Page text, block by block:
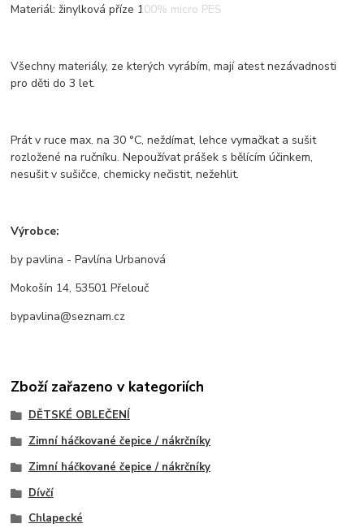
Materiál: žinylková příze 100% micro PES
Všechny materiály, ze kterých vyrábím, mají atest nezávadnosti
pro děti do 3 let.
Prát v ruce max. na 30 °C, neždímat, lehce vymačkat a sušit
rozložené na ručníku. Nepoužívat prášek s bělícím účinkem,
nesušit v sušičce, chemicky nečistit, nežehlit.
Výrobce:
by pavlina - Pavlína Urbanová
Mokošín 14, 53501 Přelouč
bypavlina@seznam.cz
Zboží zařazeno v kategoriích
DĚTSKÉ OBLEČENÍ
Zimní háčkované čepice / nákrčníky
Zimní háčkované čepice / nákrčníky
Dívčí
Chlapecké